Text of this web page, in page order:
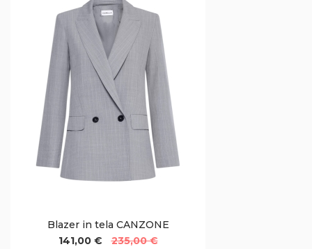
Blazer in tela CANZONE
141,00 €
235,00 €